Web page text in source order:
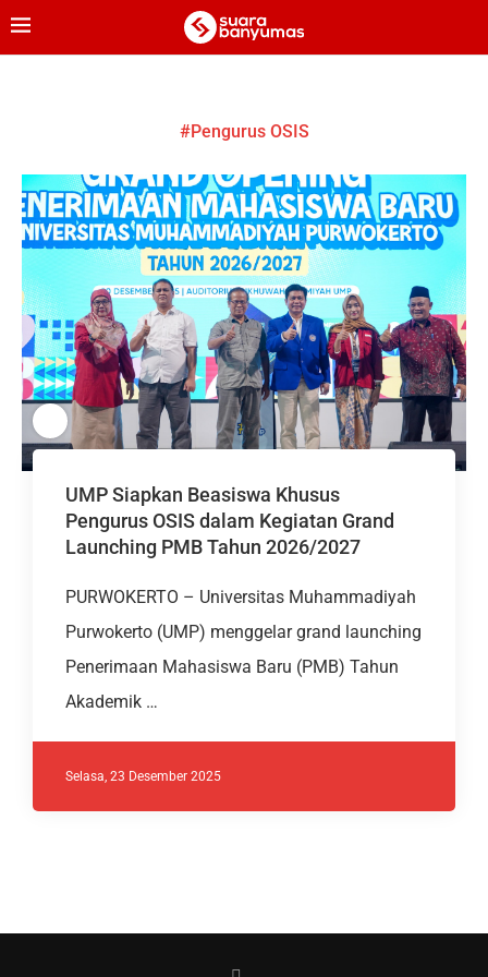
#Pengurus OSIS
UMP Siapkan Beasiswa Khusus
Pengurus OSIS dalam Kegiatan Grand
Launching PMB Tahun 2026/2027
PURWOKERTO – Universitas Muhammadiyah
Purwokerto (UMP) menggelar grand launching
Penerimaan Mahasiswa Baru (PMB) Tahun
Akademik …
Selasa, 23 Desember 2025